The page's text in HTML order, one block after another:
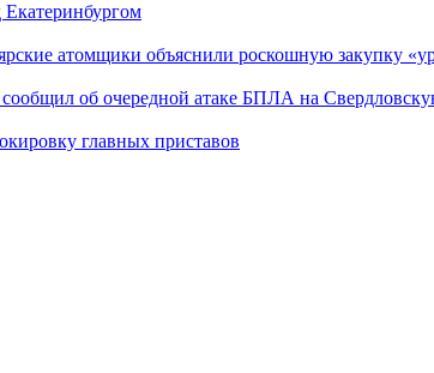
атомщики объяснили роскошную закупку
об очередной атаке БПЛА на
главных приставов